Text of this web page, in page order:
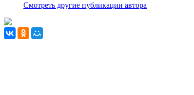
Смотреть другие публикации автора